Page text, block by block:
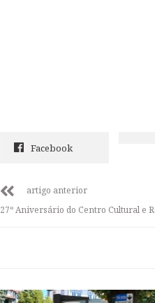
Facebook
artigo anterior
27º Aniversário do Centro Cultural e